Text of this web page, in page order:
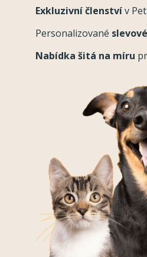
Exkluzivní členstvív
Personalizované
Nabídka šitá na míru